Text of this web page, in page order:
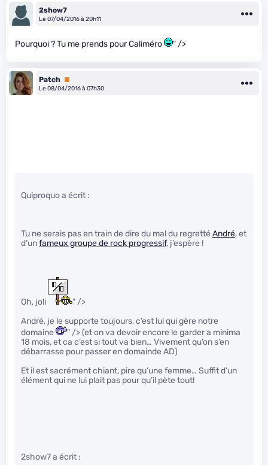
2show7
Le 07/04/2016 à 20h11
Pourquoi ? Tu me prends pour Caliméro " />
Patch Premium
Le 08/04/2016 à 07h30
Quiproquo a écrit :
Tu ne serais pas en train de dire du mal du regretté André, et
d’unfameux groupe de rock progressif, j’espère !
Oh, joli
" />
André, je le supporte toujours, c’est lui qui gère notre
domaine
" /> (et on va devoir encore le garder a minima
18 mois, et ca c’est si tout va bien… Vivement qu’on s’en
débarrasse pour passer en domainde AD)
Et il est sacrément chiant, pire qu’une femme… Suffit d’un
élément qui ne lui plait pas pour qu’il pète tout!
2show7 a écrit :